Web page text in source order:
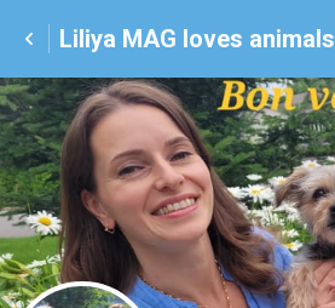
Liliya MAG loves animals